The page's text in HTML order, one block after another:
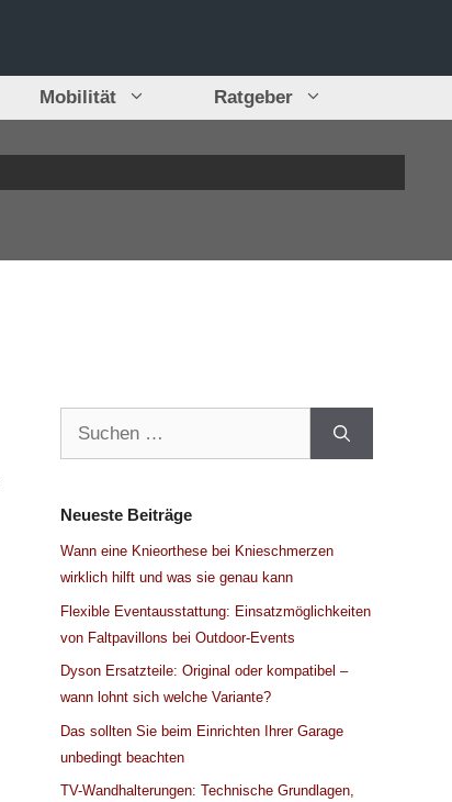
Mobilität
Ratgeber
Neueste Beiträge
Wann eine Knieorthese bei Knieschmerzen
wirklich hilft und was sie genau kann
Flexible Eventausstattung: Einsatzmöglichkeiten
von Faltpavillons bei Outdoor-Events
Dyson Ersatzteile: Original oder kompatibel –
wann lohnt sich welche Variante?
Das sollten Sie beim Einrichten Ihrer Garage
unbedingt beachten
TV-Wandhalterungen: Technische Grundlagen,